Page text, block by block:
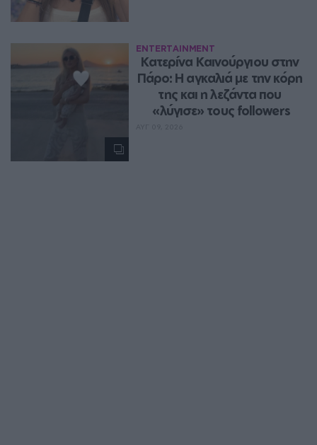
ENTERTAINMENT
Κατερίνα Καινούργιου στην
Πάρο: Η αγκαλιά με την κόρη
της και η λεζάντα που
«λύγισε» τους followers